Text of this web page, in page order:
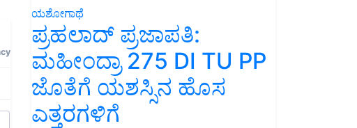
ಯಶೋಗಾಥೆ
ಪ್ರಹಲಾದ್ ಪ್ರಜಾಪತಿ:
ಮಹೀಂದ್ರಾ 275 DI TU PP
ಜೊತೆಗೆ ಯಶಸ್ಸಿನ ಹೊಸ
ಎತ್ತರಗಳಿಗೆ